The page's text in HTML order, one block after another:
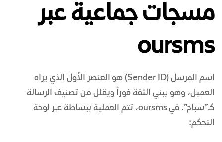
مسجات جماعية عبر
oursms
اسم المرسل (Sender ID) هو العنصر الأول الذي يراه
العميل، وهو يبني الثقة فوراً ويقلل من تصنيف الرسالة
كـ”سبام”. في oursms، تتم العملية ببساطة عبر لوحة
التحكم: